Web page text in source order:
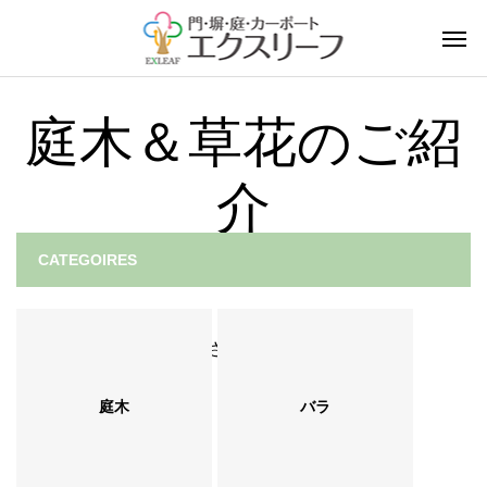
庭木＆草花のご紹
介
ホーム
登録されている記事はございません。
CATEGOIRES
庭木 バラ